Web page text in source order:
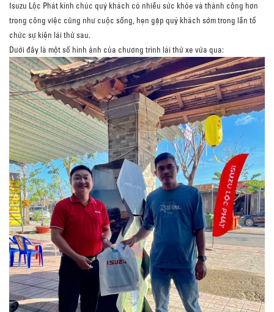
Isuzu Lộc Phát kính chúc quý khách có nhiều sức khỏe và thành công hơn
trong công việc cũng như cuộc sống, hẹn gặp quý khách sớm trong lần tổ
chức sự kiện lái thử sau.
Dưới đây là một số hình ảnh của chương trình lái thử xe vừa qua: